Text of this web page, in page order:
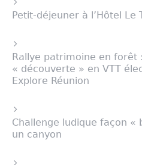
Petit-déjeuner à l’Hôtel Le
Rallye patrimoine en forêt
« découverte » en VTT
Explore Réunion
Challenge ludique façon «
un canyon